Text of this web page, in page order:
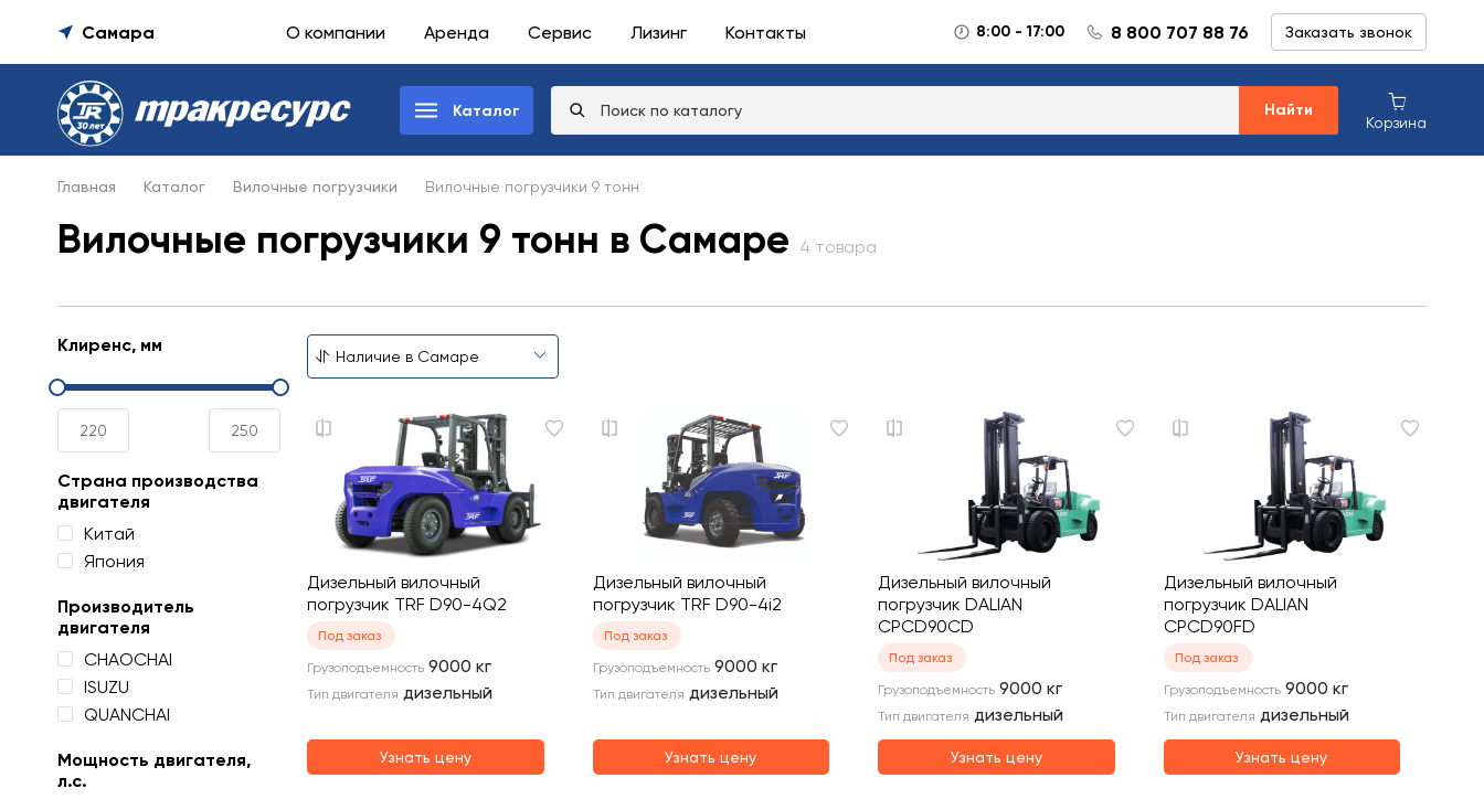
Самара О компании Аренда Сервис Лизинг Контакты 8:00 - 17:00 8 800 707 88 76 Заказать звонок
Каталог Найти
Корзина
Главная Каталог Вилочные погрузчики Вилочные погрузчики 9 тонн
Вилочные погрузчики 9 тонн в Самаре 4 товара
Клиренс, мм
Страна производства
двигателя
Китай
Япония
Производитель
двигателя
CHAOCHAI
ISUZU
QUANCHAI
Мощность двигателя,
л.с.
Дизельный вилочный
погрузчик TRF D90-4Q2
Под заказ
Грузоподъемность 9000 кг
Тип двигателя дизельный
Узнать цену
Дизельный вилочный
погрузчик TRF D90-4i2
Под заказ
Грузоподъемность 9000 кг
Тип двигателя дизельный
Узнать цену
Дизельный вилочный
погрузчик DALIAN
CPCD90CD
Под заказ
Грузоподъемность 9000 кг
Тип двигателя дизельный
Узнать цену
Дизельный вилочный
погрузчик DALIAN
CPCD90FD
Под заказ
Грузоподъемность 9000 кг
Тип двигателя дизельный
Узнать цену